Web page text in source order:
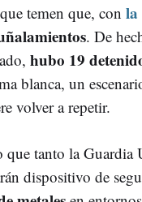
temen que, con la
. De
hubo 19
blanca, un
volver a repetir.
que tanto la Guardia
dispositivo de